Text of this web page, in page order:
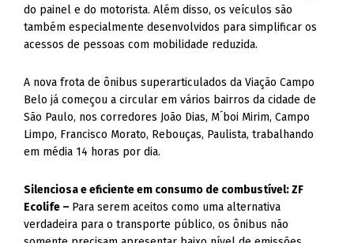
do painel e do motorista. Além disso, os veículos são
também especialmente desenvolvidos para simplificar os
acessos de pessoas com mobilidade reduzida.
A nova frota de ônibus superarticulados da Viação Campo
Belo já começou a circular em vários bairros da cidade de
São Paulo, nos corredores João Dias, M´boi Mirim, Campo
Limpo, Francisco Morato, Rebouças, Paulista, trabalhando
em média 14 horas por dia.
Silenciosa e eficiente em consumo de combustível: ZF
Ecolife – Para serem aceitos como uma alternativa
verdadeira para o transporte público, os ônibus não